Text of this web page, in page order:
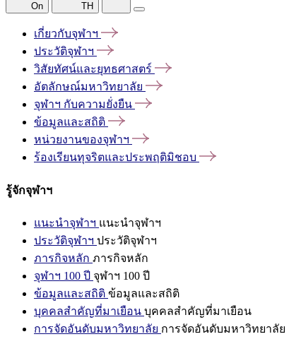
On TH
เกี่ยวกับจุฬาฯ
ประวัติจุฬาฯ
วิสัยทัศน์และยุทธศาสตร์
อัตลักษณ์มหาวิทยาลัย
จุฬาฯ กับความยั่งยืน
ข้อมูลและสถิติ
หน่วยงานของจุฬาฯ
ร้องเรียนทุจริตและประพฤติมิชอบ
รู้จักจุฬาฯ
แนะนำจุฬาฯ แนะนำจุฬาฯ
ประวัติจุฬาฯ ประวัติจุฬาฯ
ภารกิจหลัก ภารกิจหลัก
จุฬาฯ 100 ปี จุฬาฯ 100 ปี
ข้อมูลและสถิติ ข้อมูลและสถิติ
บุคคลสำคัญที่มาเยือน บุคคลสำคัญที่มาเยือน
การจัดอันดับมหาวิทยาลัย การจัดอันดับมหาวิทยาลัย